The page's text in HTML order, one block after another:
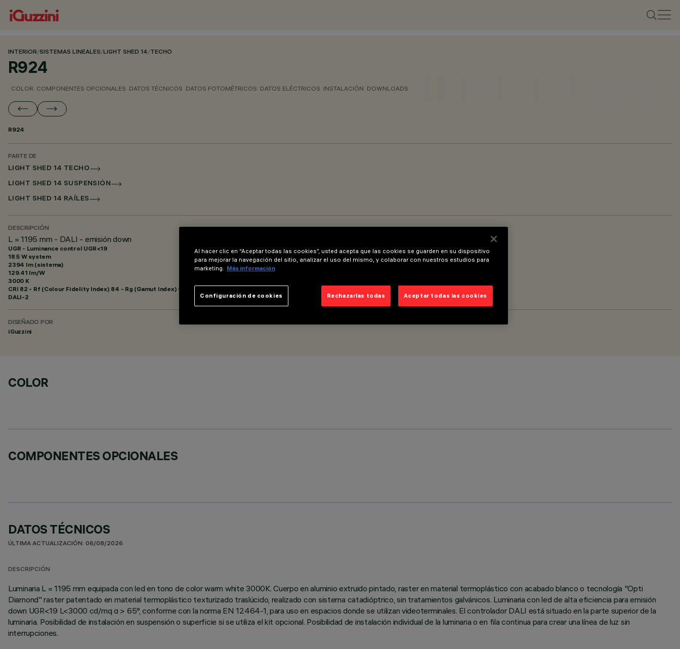
INTERIOR/SISTEMAS LINEALES/LIGHT SHED 14/TECHO
R924
COLOR COMPONENTES OPCIONALES DATOS TÉCNICOS DATOS FOTOMÉTRICOS DATOS ELÉCTRICOS INSTALACIÓN DOWNLOADS
R924
PARTE DE
LIGHT SHED 14 TECHO
LIGHT SHED 14 SUSPENSIÓN
LIGHT SHED 14 RAÍLES
DESCRIPCIÓN
L = 1195 mm - DALI - emisión down
UGR - Luminance control UGR<19
18.5 W system
2394 lm (sistema)
129.41 lm/W
3000 K
CRI 82 - Rf (Colour Fidelity Index) 84 - Rg (Gamut Index) 98
DALI-2
DISEÑADO POR
iGuzzini
COLOR
COMPONENTES OPCIONALES
DATOS TÉCNICOS
ÚLTIMA ACTUALIZACIÓN: 06/08/2026
DESCRIPCIÓN
Luminaria L = 1195 mm equipada con led en tono de color warm white 3000K. Cuerpo en aluminio extruido pintado, raster en material termoplástico con acabado blanco o tecnología "Opti
Diamond" raster patentado en material termoplástico texturizado traslúcido, realizado con sistema catadióptrico, sin tratamientos galvánicos. Luminaria con led de alta eficiencia para emisión
down UGR<19 L<3000 cd/mq α > 65°, conforme con la norma EN 12464-1, para uso en espacios donde se utilizan videoterminales. El controlador DALI está situado en la parte superior de la
luminaria. Posibilidad de instalación en suspensión o superficie si se utiliza el kit opcional. Posibilidad de instalación individual de la luminaria o en fila continua para crear una línea de luz sin
interrupciones.
Al hacer clic en “Aceptar todas las cookies”, usted acepta que las cookies se guarden en su dispositivo
para mejorar la navegación del sitio, analizar el uso del mismo, y colaborar con nuestros estudios para
marketing. Más información
Rechazarlas todas Aceptar todas las cookies
Configuración de cookies